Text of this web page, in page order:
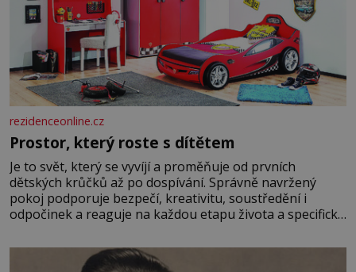
rezidenceonline.cz
Prostor, který roste s dítětem
Je to svět, který se vyvíjí a proměňuje od prvních
dětských krůčků až po dospívání. Správně navržený
pokoj podporuje bezpečí, kreativitu, soustředění i
odpočinek a reaguje na každou etapu života a specifické
měkkost a bezpečí, proto by pokoj miminka měl působit
především klidně a útulně. Předškolní věk je